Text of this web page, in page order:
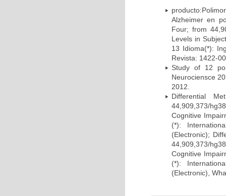
Alzheimer en
Four; from
Levels in
13 Idioma(*):
Revista: 1422-
Study of 12
Neurociensce
2012.
Differential
44,909,373/
Cognitive
(*):
(Electronic);
44,909,373/
Cognitive
(*):
(Electronic),